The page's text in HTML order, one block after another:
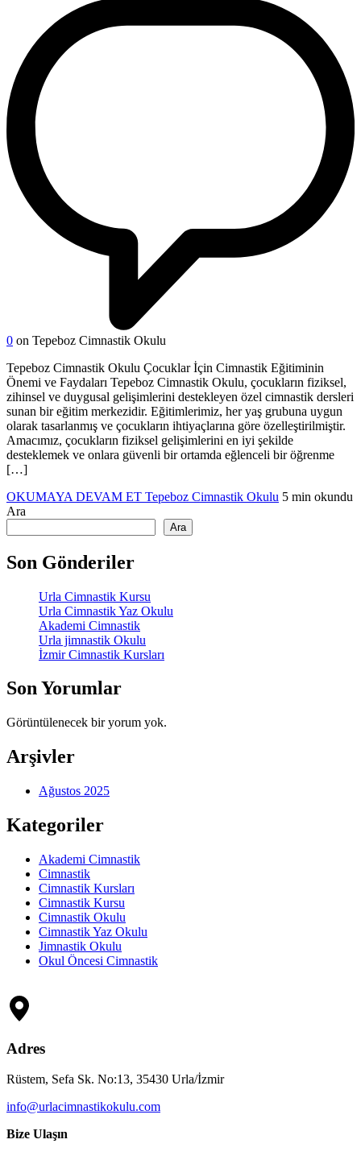
0 on Tepeboz Cimnastik Okulu
Tepeboz Cimnastik Okulu Çocuklar İçin Cimnastik Eğitiminin
Önemi ve Faydaları Tepeboz Cimnastik Okulu, çocukların fiziksel,
zihinsel ve duygusal gelişimlerini destekleyen özel cimnastik dersleri
sunan bir eğitim merkezidir. Eğitimlerimiz, her yaş grubuna uygun
olarak tasarlanmış ve çocukların ihtiyaçlarına göre özelleştirilmiştir.
Amacımız, çocukların fiziksel gelişimlerini en iyi şekilde
desteklemek ve onlara güvenli bir ortamda eğlenceli bir öğrenme
[…]
OKUMAYA DEVAM ET Tepeboz Cimnastik Okulu 5 min okundu
Ara
Ara
Son Gönderiler
Urla Cimnastik Kursu
Urla Cimnastik Yaz Okulu
Akademi Cimnastik
Urla jimnastik Okulu
İzmir Cimnastik Kursları
Son Yorumlar
Görüntülenecek bir yorum yok.
Arşivler
Ağustos 2025
Kategoriler
Akademi Cimnastik
Cimnastik
Cimnastik Kursları
Cimnastik Kursu
Cimnastik Okulu
Cimnastik Yaz Okulu
Jimnastik Okulu
Okul Öncesi Cimnastik
Adres
Rüstem, Sefa Sk. No:13, 35430 Urla/İzmir
info@urlacimnastikokulu.com
Bize Ulaşın